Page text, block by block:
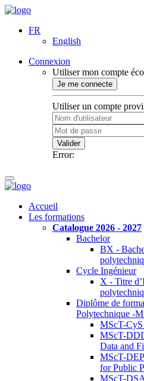
FR
English
Connexion
Utiliser mon compte
Je me connecte
Utiliser un compte
Valider
Error:
Accueil
Les formations
Catalogue 2026 - 2027
Bachelor
BX -
Cycle Ingénieur
X - Titre
Diplôme de
Polytechnique -
MScT-
MScT-
Data and
MScT-
for Public
MScT-